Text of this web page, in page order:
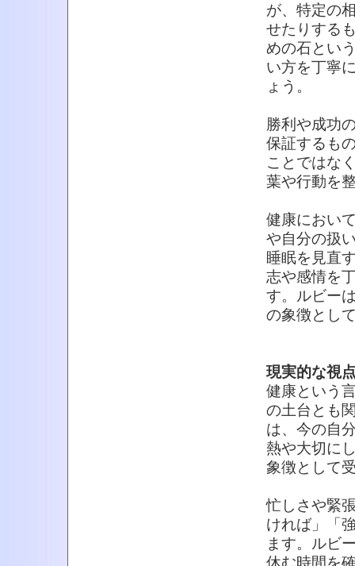
が、特定の
せたりする
めの石とい
い方を丁寧
ょう。
勝利や成功
保証するも
ことではな
葉や行動を
健康におい
や自分の扱
睡眠を見直
志や感情を
す。ルビー
の象徴とし
現実的な視
健康という
の土台とも
は、今の自
熱や大切に
象徴として
忙しさや緊
ければ」「
ます。ルビ
休む時間を